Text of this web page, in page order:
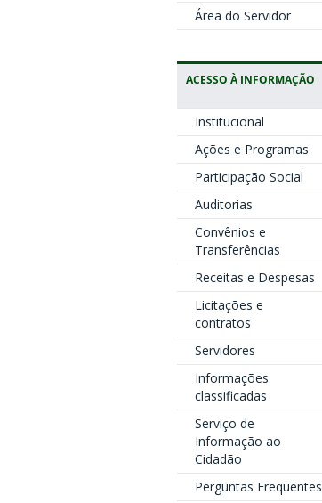
Área do Servidor
ACESSO À INFORMAÇÃO
Institucional
Ações e Programas
Participação Social
Auditorias
Convênios e
Transferências
Receitas e Despesas
Licitações e
contratos
Servidores
Informações
classificadas
Serviço de
Informação ao
Cidadão
Perguntas Frequentes